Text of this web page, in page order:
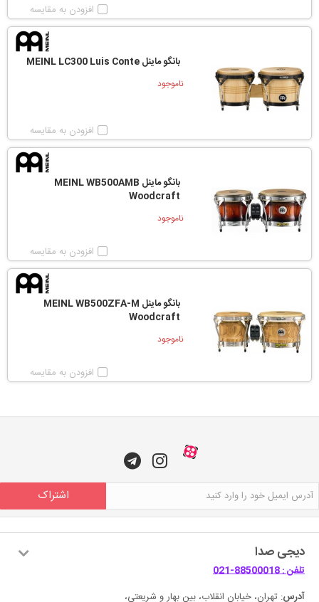
افزودن به مقایسه
بانگو ماینل MEINL LC300 Luis Conte
ناموجود
افزودن به مقایسه
بانگو ماینل MEINL WB500AMB
Woodcraft
ناموجود
افزودن به مقایسه
بانگو ماینل MEINL WB500ZFA-M
Woodcraft
ناموجود
افزودن به مقایسه
اشتراک
دیجی صدا
تلفن : 88500018-021
آدرس: تهران، خیابان انقلاب، بین بهار و شریعتی،